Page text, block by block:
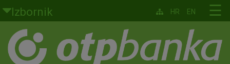
Skoči na glavni sadržaj
Izbornik
Građani
Privatno bankarstvo
☰
HR EN